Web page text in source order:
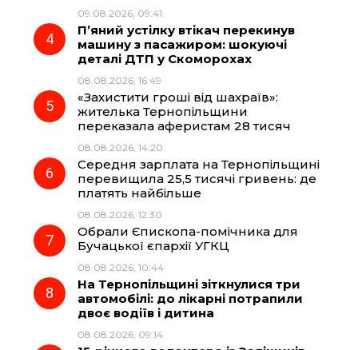
09.08.2026, 09:41
П’яний устілку втікач перекинув
машину з пасажиром: шокуючі
деталі ДТП у Скоморохах
08.08.2026, 16:49
«Захистити гроші від шахраїв»:
жителька Тернопільщини
переказала аферистам 28 тисяч
08.08.2026, 14:20
Середня зарплата на Тернопільщині
перевищила 25,5 тисячі гривень: де
платять найбільше
08.08.2026, 12:30
Обрали Єпископа-помічника для
Бучацької єпархії УГКЦ
08.08.2026, 10:44
На Тернопільщині зіткнулися три
автомобілі: до лікарні потрапили
двоє водіїв і дитина
08.08.2026, 09:14